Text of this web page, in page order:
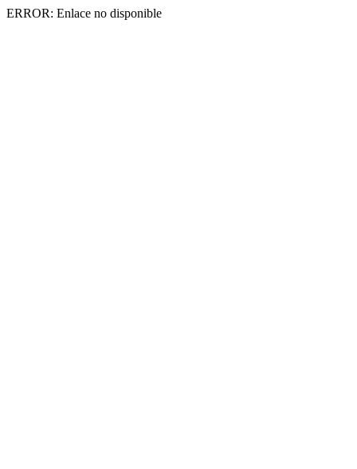
ERROR: Enlace no disponible